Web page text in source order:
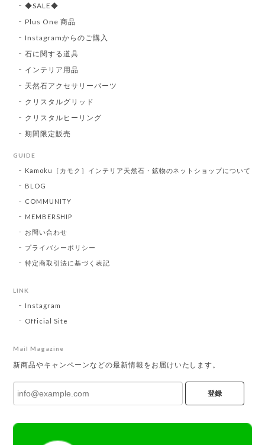
◆SALE◆
Plus One 商品
Instagramからのご購入
石に関する道具
インテリア用品
天然石アクセサリーパーツ
クリスタルグリッド
クリスタルヒーリング
期間限定販売
GUIDE
Kamoku［カモク］インテリア天然石・鉱物のネットショップについて
BLOG
COMMUNITY
MEMBERSHIP
お問い合わせ
プライバシーポリシー
特定商取引法に基づく表記
LINK
Instagram
Official Site
Mail Magazine
新商品やキャンペーンなどの最新情報をお届けいたします。
登録